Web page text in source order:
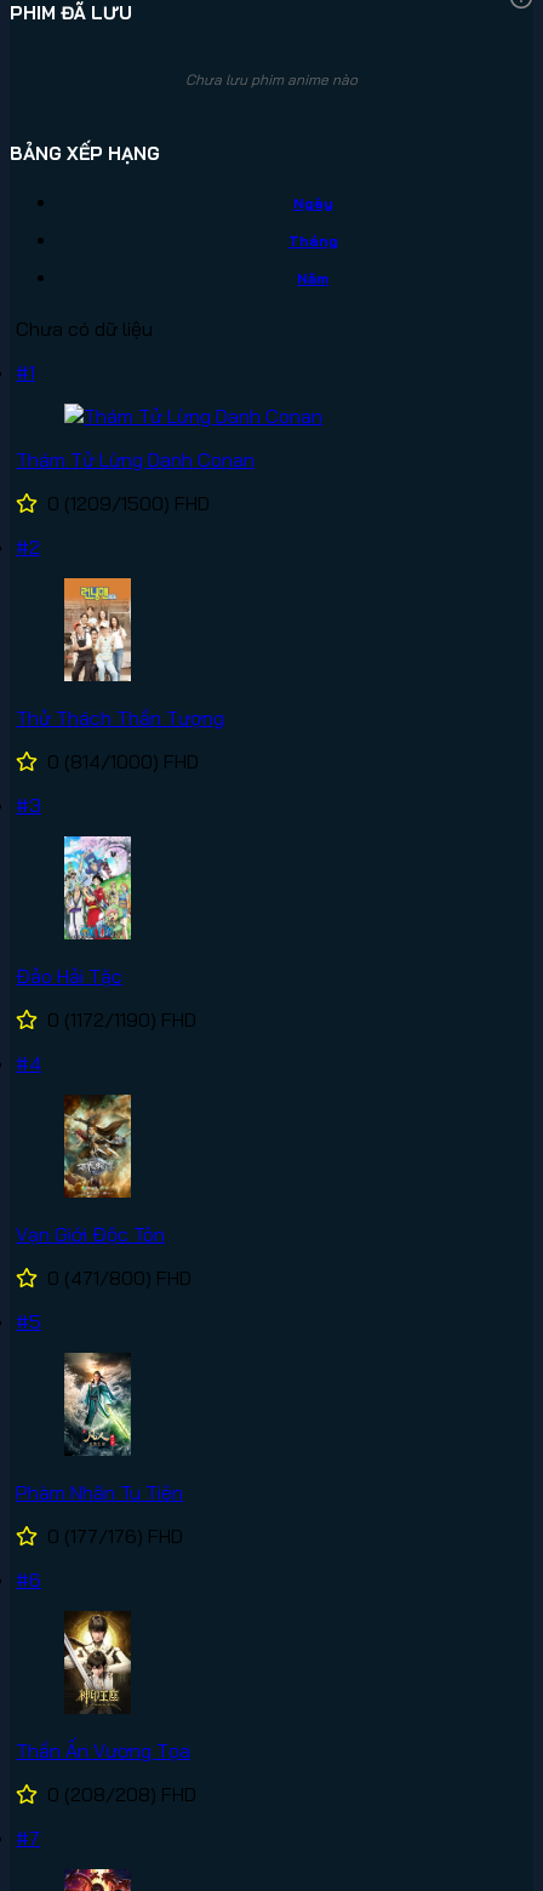
PHIM ĐÃ LƯU
Chưa lưu phim anime nào
BẢNG XẾP HẠNG
Ngày
Tháng
Năm
Chưa có dữ liệu
#1
Thám Tử Lừng Danh Conan
0 (1209/1500) FHD
#2
Thử Thách Thần Tượng
0 (814/1000) FHD
#3
Đảo Hải Tặc
0 (1172/1190) FHD
#4
Vạn Giới Độc Tôn
0 (471/800) FHD
#5
Phàm Nhân Tu Tiên
0 (177/176) FHD
#6
Thần Ấn Vương Tọa
0 (208/208) FHD
#7